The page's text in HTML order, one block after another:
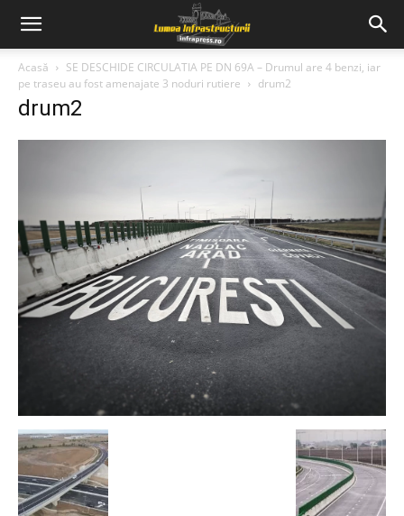
Acasă
SE DESCHIDE CIRCULATIA PE DN 69A – Drumul are 4 benzi, iar
pe traseu au fost amenajate 3 noduri rutiere
drum2
drum2